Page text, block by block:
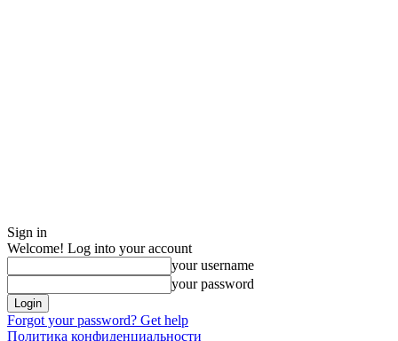
Sign in
Welcome! Log into your account
your username
your password
Forgot your password? Get help
Политика конфиденциальности